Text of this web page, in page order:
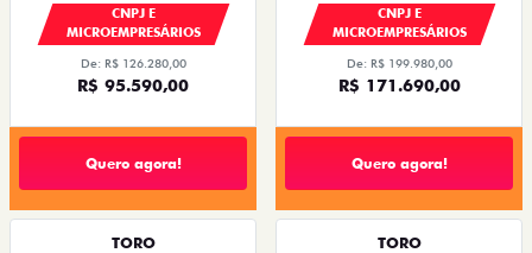
CNPJ E
MICROEMPRESÁRIOS
De: R$ 126.280,00
R$ 95.590,00
Quero agora!
CNPJ E
MICROEMPRESÁRIOS
De: R$ 199.980,00
R$ 171.690,00
Quero agora!
TORO TORO